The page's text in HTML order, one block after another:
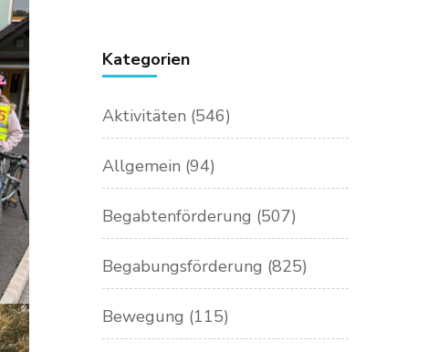
Kategorien
Aktivitäten (546)
Allgemein (94)
Begabtenförderung (507)
Begabungsförderung (825)
Bewegung (115)